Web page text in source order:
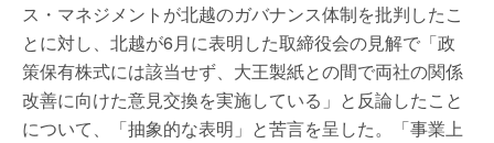
ス・マネジメントが北越のガバナンス体制を批判したこ
とに対し、北越が6月に表明した取締役会の見解で「政
策保有株式には該当せず、大王製紙との間で両社の関係
改善に向けた意見交換を実施している」と反論したこと
について、「抽象的な表明」と苦言を呈した。「事業上